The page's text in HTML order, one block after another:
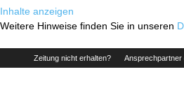
Inhalte anzeigen
Weitere Hinweise finden Sie in unseren
Zeitung nicht erhalten? Ansprechpartner